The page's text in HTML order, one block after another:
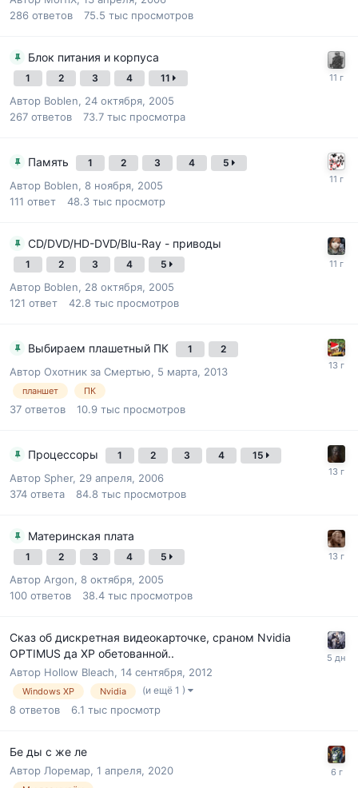
286 ответов 75.5 тыс просмотров
Блок питания и корпуса
1 2 3 4 11
Автор Boblen, 24 октября, 2005
267 ответов 73.7 тыс просмотра
Память 1 2 3 4 5
Автор Boblen, 8 ноября, 2005
111 ответ 48.3 тыс просмотр
CD/DVD/HD-DVD/Blu-Ray - приводы
1 2 3 4 5
Автор Boblen, 28 октября, 2005
121 ответ 42.8 тыс просмотров
Выбираем плашетный ПК 1 2
Автор Охотник за Смертью, 5 марта, 2013
планшет ПК
37 ответов 10.9 тыс просмотров
Процессоры 1 2 3 4 15
Автор Spher, 29 апреля, 2006
374 ответа 84.8 тыс просмотров
Материнская плата
1 2 3 4 5
Автор Argon, 8 октября, 2005
100 ответов 38.4 тыс просмотров
Сказ об дискретная видеокарточке, сраном Nvidia
OPTIMUS да XP обетованной..
Автор Hollow Bleach, 14 сентября, 2012
Windows XP Nvidia (и ещё 1 )
8 ответов 6.1 тыс просмотр
Бе ды с же ле
Автор Лоремар, 1 апреля, 2020